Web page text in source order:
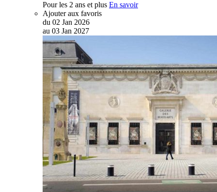
Pour les 2 ans et plus En savoir
Ajouter aux favoris
du 02 Jan 2026
au 03 Jan 2027